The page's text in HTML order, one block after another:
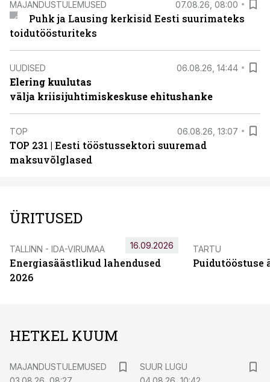
MAJANDUSTULEMUSED 07.08.26, 08:00
Puhk ja Lausing kerkisid Eesti suurimateks
toidutöösturiteks
UUDISED 06.08.26, 14:44
Elering kuulutas
välja kriisijuhtimiskeskuse ehitushanke
TOP 06.08.26, 13:07
TOP 231 | Eesti tööstussektori suuremad
maksuvõlglased
ÜRITUSED
TALLINN - IDA-VIRUMAA
Energiasäästlikud lahendused
2026
16.09.2026 TARTU
Puidutööstuse
HETKEL KUUM
MAJANDUSTULEMUSED
SUUR LUGU